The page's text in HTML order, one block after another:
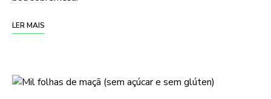
LER MAIS